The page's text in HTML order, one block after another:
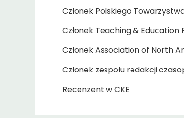
Członek Polskiego
Członek Teaching &
Członek Association of North
Członek zespołu redakcji
Recenzent w CKE